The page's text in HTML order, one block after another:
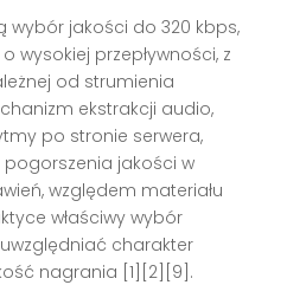
wybór jakości do 320 kbps,
wysokiej przepływności, z
od strumienia
ekstrakcji audio,
po stronie serwera,
jakości w
względem materiału
właściwy wybór
charakter
nagrania [1][2][9].